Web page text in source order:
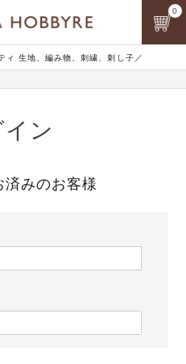
ィ 生地、編み物、刺繍、刺し子／
0
イン
済みのお客様